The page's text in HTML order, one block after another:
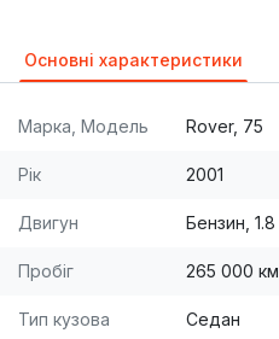
Основні характеристики
Марка, Модель Rover, 75
Рік 2001
Двигун Бензин, 1.8
Пробіг 265 000 км
Тип кузова Седан